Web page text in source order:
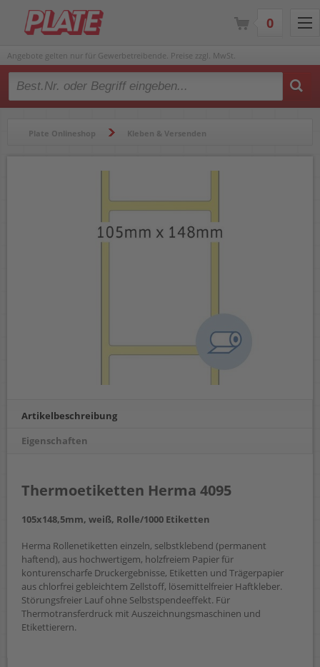
Angebote gelten nur für Gewerbetreibende. Preise zzgl. MwSt.
Type 2 or more characters for results.
Plate Onlineshop Kleben & Versenden
Artikelbeschreibung
Eigenschaften
Thermoetiketten Herma 4095
105x148,5mm, weiß, Rolle/1000 Etiketten
Herma Rollenetiketten einzeln, selbstklebend (permanent
haftend), aus hochwertigem, holzfreiem Papier für
konturenscharfe Druckergebnisse, Etiketten und Trägerpapier
aus chlorfrei gebleichtem Zellstoff, lösemittelfreier Haftkleber.
Störungsfreier Lauf ohne Selbstspendeeffekt. Für
Thermotransferdruck mit Auszeichnungsmaschinen und
Etikettierern.
0